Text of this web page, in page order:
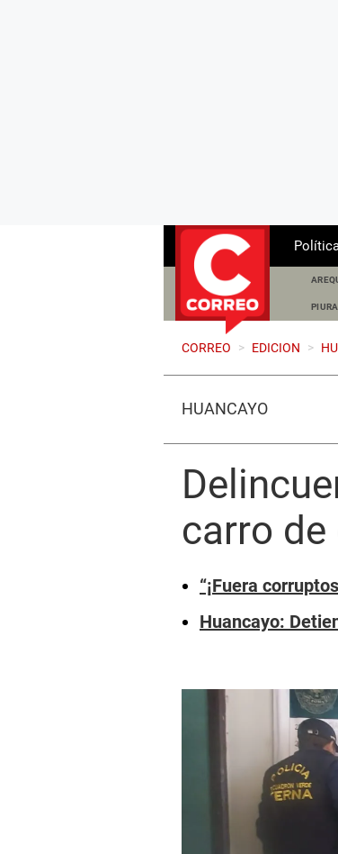
Política
PIURA
CORREO > EDICION >
HUANCAYO
carro de
“¡Fuera
Huancayo: